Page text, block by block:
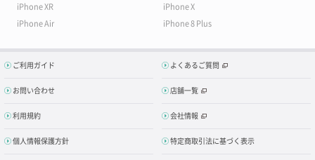
iPhone XR
iPhone X
iPhone Air
iPhone 8 Plus
ご利用ガイド よくあるご質問
お問い合わせ 店舗一覧
利用規約 会社情報
個人情報保護方針 特定商取引法に基づく表示